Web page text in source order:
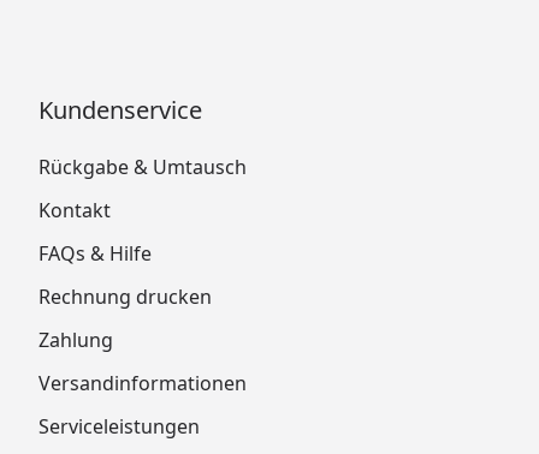
Kundenservice
Rückgabe & Umtausch
Kontakt
FAQs & Hilfe
Rechnung drucken
Zahlung
Versandinformationen
Serviceleistungen